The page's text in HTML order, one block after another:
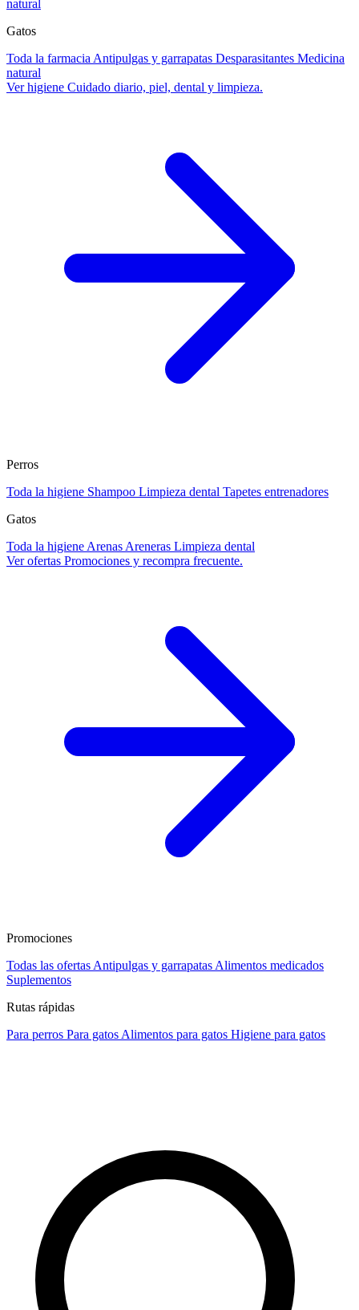
natural
Gatos
Toda la farmacia Antipulgas y garrapatas Desparasitantes Medicina
natural
Ver higiene Cuidado diario, piel, dental y limpieza.
Perros
Toda la higiene Shampoo Limpieza dental Tapetes entrenadores
Gatos
Toda la higiene Arenas Areneras Limpieza dental
Ver ofertas Promociones y recompra frecuente.
Promociones
Todas las ofertas Antipulgas y garrapatas Alimentos medicados
Suplementos
Rutas rápidas
Para perros Para gatos Alimentos para gatos Higiene para gatos